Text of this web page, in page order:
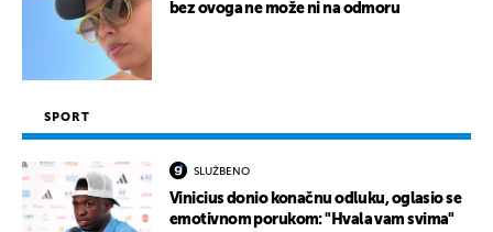
bez ovoga ne može ni na odmoru
SPORT
SLUŽBENO
Vinicius donio konačnu odluku, oglasio se
emotivnom porukom: "Hvala vam svima"